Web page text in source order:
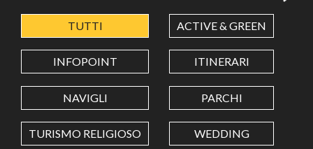
LATITUDINE
LONGITUDINE
Value in decimal degrees. Use dot (.) as decimal separator.
TUTTI ACTIVE & GREEN
INFOPOINT ITINERARI
NAVIGLI PARCHI
TURISMO RELIGIOSO WEDDING